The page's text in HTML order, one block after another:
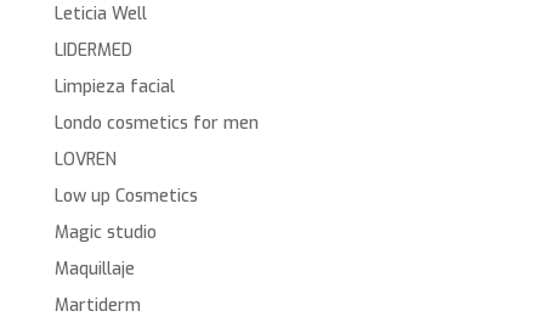
Leticia Well
LIDERMED
Limpieza facial
Londo cosmetics for men
LOVREN
Low up Cosmetics
Magic studio
Maquillaje
Martiderm